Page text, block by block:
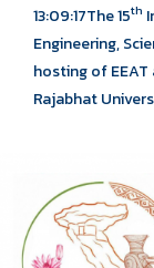
13:09:17The 15th
Engineering,
hosting of EEAT
Rajabhat